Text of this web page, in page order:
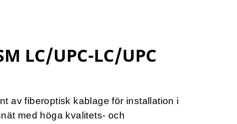
LC/UPC-LC/UPC
av fiberoptisk kablage för installation i
med höga kvalitets- och